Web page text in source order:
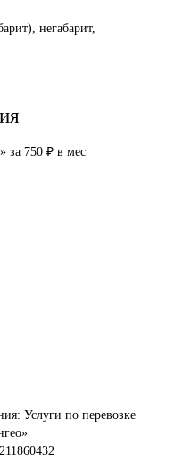
негабарит,
за 750 ₽ в мес
Услуги по перевозке